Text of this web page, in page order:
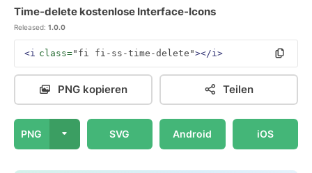
Time-delete kostenlose Interface-Icons
Released: 1.0.0
<i class="fi fi-ss-time-delete"></i>
PNG kopieren Teilen
PNG SVG Android iOS